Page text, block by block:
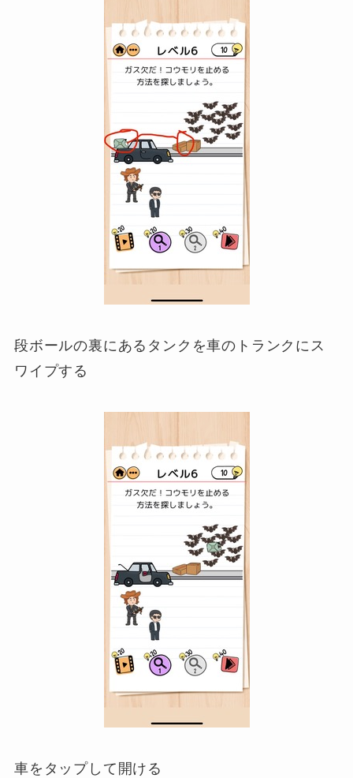
段ボールの裏にあるタンクを車のトランクにス
ワイプする
車をタップして開ける